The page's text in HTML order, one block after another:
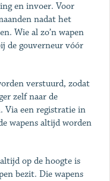
en invoer. Voor
nadat het
Wie al zo’n wapen
de gouverneur vóór
verstuurd, zodat
zelf naar de
Via een registratie in
wapens altijd worden
op de hoogte is
bezit. Die wapens